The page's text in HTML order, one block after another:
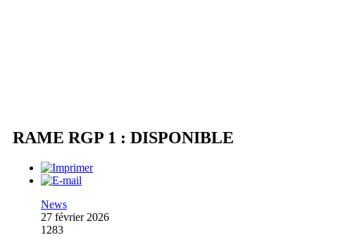
RAME RGP 1 : DISPONIBLE
News
27 février 2026
1283